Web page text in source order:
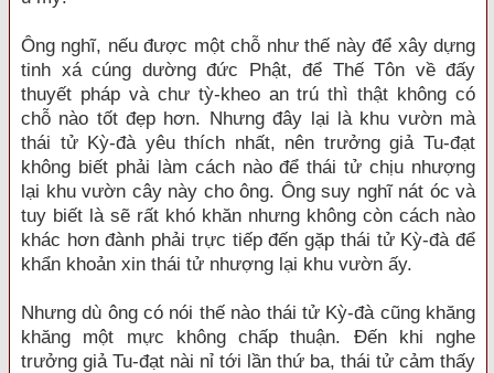
Ông nghĩ, nếu được một chỗ như thế này để xây dựng
tinh xá cúng dường đức Phật, để Thế Tôn về đấy
thuyết pháp và chư tỳ-kheo an trú thì thật không có
chỗ nào tốt đẹp hơn. Nhưng đây lại là khu vườn mà
thái tử Kỳ-đà yêu thích nhất, nên trưởng giả Tu-đạt
không biết phải làm cách nào để thái tử chịu nhượng
lại khu vườn cây này cho ông. Ông suy nghĩ nát óc và
tuy biết là sẽ rất khó khăn nhưng không còn cách nào
khác hơn đành phải trực tiếp đến gặp thái tử Kỳ-đà để
khẩn khoản xin thái tử nhượng lại khu vườn ấy.
Nhưng dù ông có nói thế nào thái tử Kỳ-đà cũng khăng
khăng một mực không chấp thuận. Đến khi nghe
trưởng giả Tu-đạt nài nỉ tới lần thứ ba, thái tử cảm thấy